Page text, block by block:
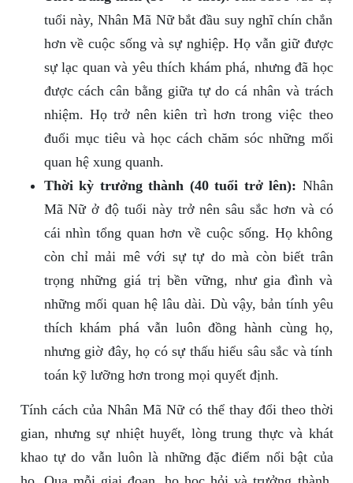
tuổi này, Nhân Mã Nữ bắt đầu suy nghĩ chín chắn
hơn về cuộc sống và sự nghiệp. Họ vẫn giữ được
sự lạc quan và yêu thích khám phá, nhưng đã học
được cách cân bằng giữa tự do cá nhân và trách
nhiệm. Họ trở nên kiên trì hơn trong việc theo
đuổi mục tiêu và học cách chăm sóc những mối
quan hệ xung quanh.
Thời kỳ trưởng thành (40 tuổi trở lên): Nhân
Mã Nữ ở độ tuổi này trở nên sâu sắc hơn và có
cái nhìn tổng quan hơn về cuộc sống. Họ không
còn chỉ mải mê với sự tự do mà còn biết trân
trọng những giá trị bền vững, như gia đình và
những mối quan hệ lâu dài. Dù vậy, bản tính yêu
thích khám phá vẫn luôn đồng hành cùng họ,
nhưng giờ đây, họ có sự thấu hiểu sâu sắc và tính
toán kỹ lưỡng hơn trong mọi quyết định.
Tính cách của Nhân Mã Nữ có thể thay đổi theo thời
gian, nhưng sự nhiệt huyết, lòng trung thực và khát
khao tự do vẫn luôn là những đặc điểm nổi bật của